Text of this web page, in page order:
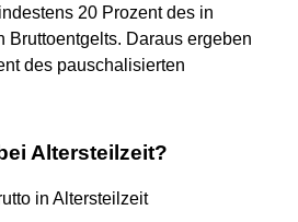
20 Prozent des in
Bruttoentgelts. Daraus ergeben
des pauschalisierten
Altersteilzeit?
in Altersteilzeit